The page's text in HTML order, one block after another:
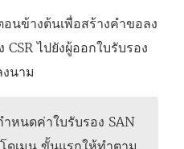
ปิ
ด
ห
น้
นข้างต้นเพื่อสร้างคำขอลง
ไปยังผู้ออกใบรับรอง
นาม
หนดค่าใบรับรอง SAN